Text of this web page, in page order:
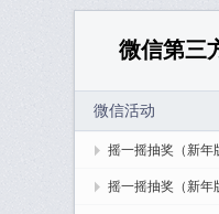
微信第三
微信活动
摇一摇抽奖（新年
摇一摇抽奖（新年